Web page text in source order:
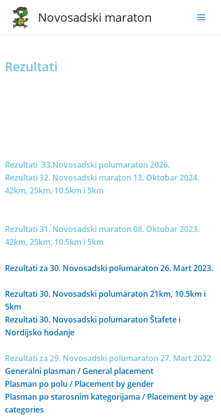
Novosadski maraton
Rezultati
Rezultati 33.Novosadski polumaraton 2026.
Rezultati 32. Novosadski maraton 13. Oktobar 2024.
42km, 25km, 10.5km i 5km
Rezultati 31. Novosadski maraton 08. Oktobar 2023.
42km, 25km, 10.5km i 5km
Rezultati za 30. Novosadski polumaraton 26. Mart 2023.
Rezultati 30. Novosadski polumaraton 21km, 10.5km i
5km
Rezultati 30. Novosadski polumaraton Štafete i
Nordijsko hodanje
Rezultati za 29. Novosadski polumaraton 27. Mart 2022
Generalni plasman / General placement
Plasman po polu / Placement by gender
Plasman po starosnim kategorijama / Placement by age
categories